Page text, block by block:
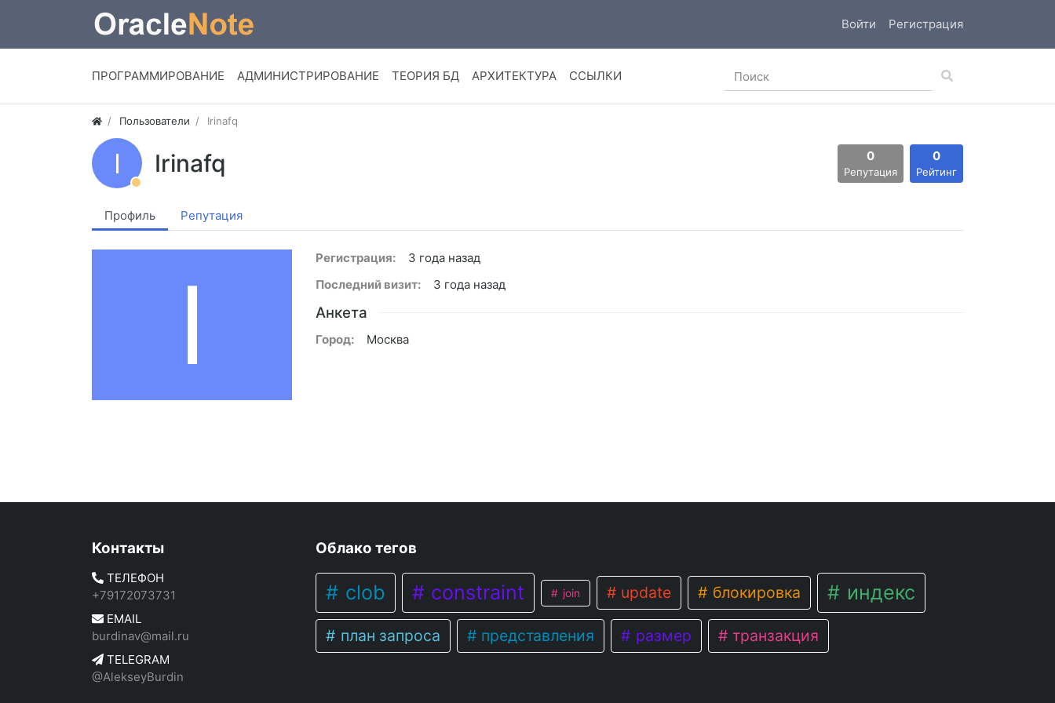
Войти Регистрация
ПРОГРАММИРОВАНИЕ АДМИНИСТРИРОВАНИЕ ТЕОРИЯ БД АРХИТЕКТУРА ССЫЛКИ
Пользователи Irinafq
I Irinafq 0
Репутация
0
Рейтинг
Профиль Репутация
I
Регистрация:
3 года назад
Последний визит:
3 года назад
Анкета
Город: Москва
Контакты
ТЕЛЕФОН
+79172073731
EMAIL
burdinav@mail.ru
TELEGRAM
@AlekseyBurdin
Облако тегов
clob constraint join update блокировка индекс
план запроса представления размер транзакция